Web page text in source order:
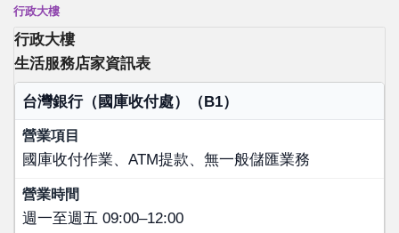
行政大樓
行政大樓
生活服務店家資訊表
店家名稱
營業項目
營業時間
聯絡電話
台灣銀行（國庫收付處）（B1）
國庫收付作業、ATM提款、無一般儲匯業務
週一至週五 09:00–12:00